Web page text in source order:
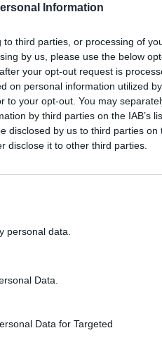
Information
third parties, or processing of
by us, please use the below
your opt-out request is
on personal information utilized
to your opt-out. You may
by third parties on the IAB’s
disclosed by us to third parties on
disclose it to other third parties.
personal data.
Data.
Data for Targeted
που έφυγαν
βρίσκονταν σε